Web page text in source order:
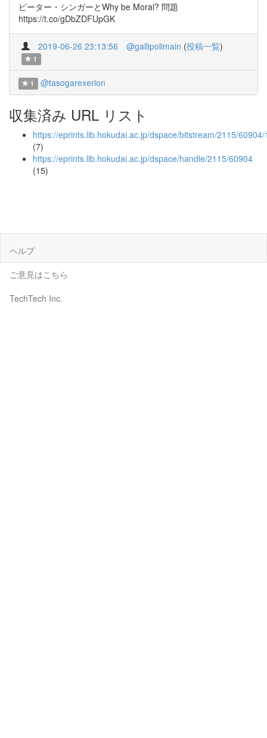
ピーター・シンガーとWhy be Moral? 問題
https://t.co/gDbZDFUpGK
2019-06-26 23:13:56 @gallipolimain (投稿一覧)
1
1 @tasogarexerion
収集済み URL リスト
https://eprints.lib.hokudai.ac.jp/dspace/bitstream/2115/
(7)
https://eprints.lib.hokudai.ac.jp/dspace/handle/2115/60904
(15)
ヘルプ
ご意見はこちら
TechTech Inc.